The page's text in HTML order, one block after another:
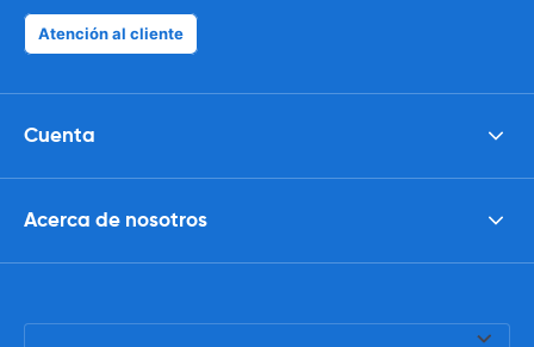
Atención al cliente
Cuenta
Acerca de nosotros